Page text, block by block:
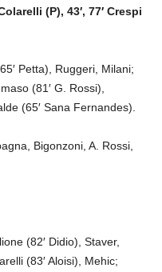
(P), 43′, 77′ Crespi
Petta), Ruggeri, Milani;
(81′ G. Rossi),
(65′ Sana Fernandes).
Bigonzoni, A. Rossi,
(82′ Didio), Staver,
(83′ Aloisi), Mehic;